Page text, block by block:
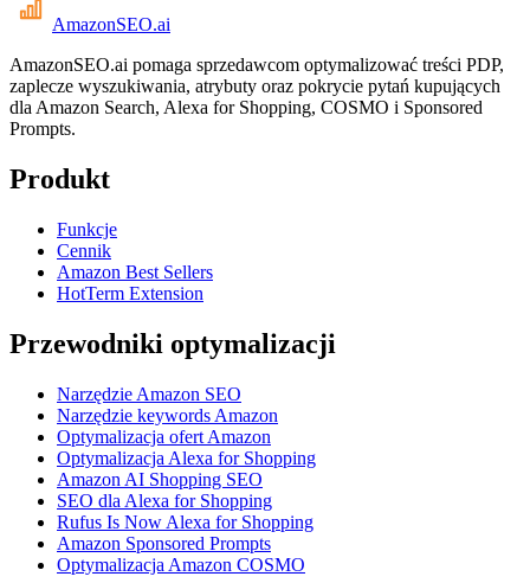
AmazonSEO.ai
AmazonSEO.ai pomaga sprzedawcom optymalizować treści PDP,
zaplecze wyszukiwania, atrybuty oraz pokrycie pytań kupujących
dla Amazon Search, Alexa for Shopping, COSMO i Sponsored
Prompts.
Produkt
Funkcje
Cennik
Amazon Best Sellers
HotTerm Extension
Przewodniki optymalizacji
Narzędzie Amazon SEO
Narzędzie keywords Amazon
Optymalizacja ofert Amazon
Optymalizacja Alexa for Shopping
Amazon AI Shopping SEO
SEO dla Alexa for Shopping
Rufus Is Now Alexa for Shopping
Amazon Sponsored Prompts
Optymalizacja Amazon COSMO